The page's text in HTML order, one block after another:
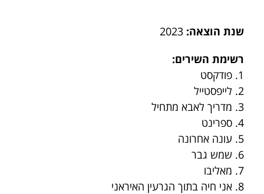
שנת הוצאה:
רשימת השירים:
1. פודקסט
2. לייפסטייל
3. מדריך לאבא מתחיל
4. ספרינט
5. עונה אחרונה
6. שמש גבר
7. מאליבו
8. אני חיה בתוך הגרעין האיראני